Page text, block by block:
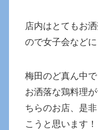
店内はとてもお
ので女子会など
梅田のど真ん中
お洒落な鶏料理
ちらのお店、是
こうと思います！